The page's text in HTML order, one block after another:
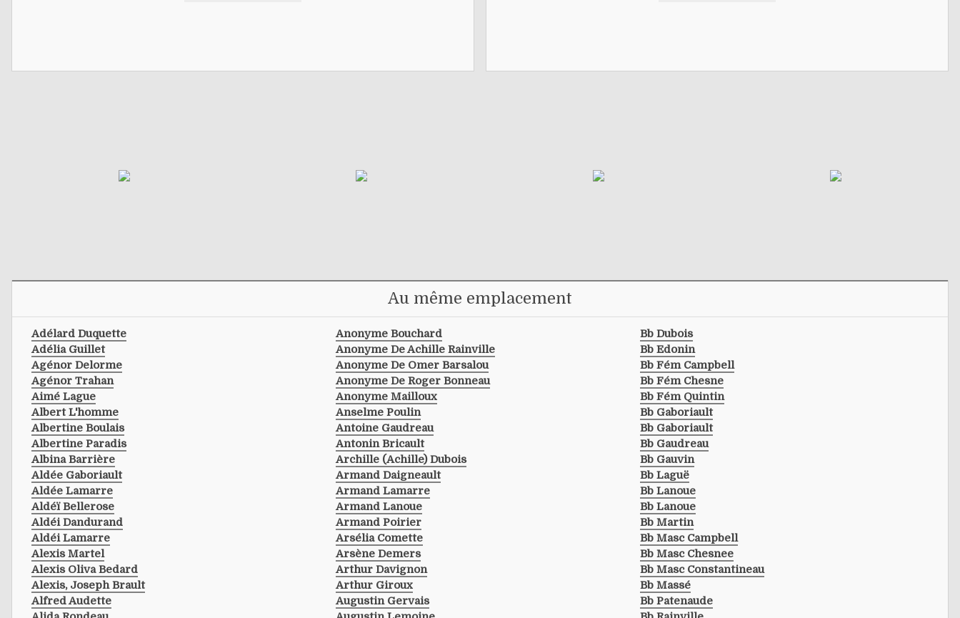
Au même emplacement
Adélard Duquette
Adélia Guillet
Agénor Delorme
Agénor Trahan
Aimé Lague
Albert L'homme
Albertine Boulais
Albertine Paradis
Albina Barrière
Aldée Gaboriault
Aldée Lamarre
Aldéï Bellerose
Aldéi Dandurand
Aldéi Lamarre
Alexis Martel
Alexis Oliva Bedard
Alexis, Joseph Brault
Alfred Audette
Anonyme Bouchard
Anonyme De Achille Rainville
Anonyme De Omer Barsalou
Anonyme De Roger Bonneau
Anonyme Mailloux
Anselme Poulin
Antoine Gaudreau
Antonin Bricault
Archille (achille) Dubois
Armand Daigneault
Armand Lamarre
Armand Lanoue
Armand Poirier
Arsélia Comette
Arsène Demers
Arthur Davignon
Arthur Giroux
Augustin Gervais
Bb Dubois
Bb Edonin
Bb Fém Campbell
Bb Fém Chesne
Bb Fém Quintin
Bb Gaboriault
Bb Gaboriault
Bb Gaudreau
Bb Gauvin
Bb Laguë
Bb Lanoue
Bb Lanoue
Bb Martin
Bb Masc Campbell
Bb Masc Chesnee
Bb Masc Constantineau
Bb Massé
Bb Patenaude